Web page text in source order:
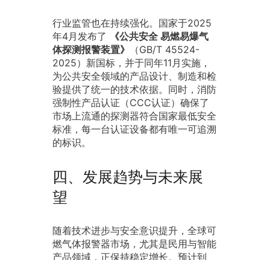
行业监管也在持续强化。国家于2025
年4月发布了
《公共安全 易燃易爆气
体探测报警装置》
（GB/T 45524-
2025）新国标，并于同年11月实施，
为公共安全领域的产品设计、制造和检
验提供了统一的技术依据。同时，消防
强制性产品认证（CCC认证）确保了
市场上流通的探测器符合国家最低安全
标准，每一台认证设备都有唯一可追溯
的标识。
四、发展趋势与未来展
望
随着技术进步与安全意识提升，全球可
燃气体报警器市场，尤其是民用与智能
产品领域，正保持稳定增长。预计到